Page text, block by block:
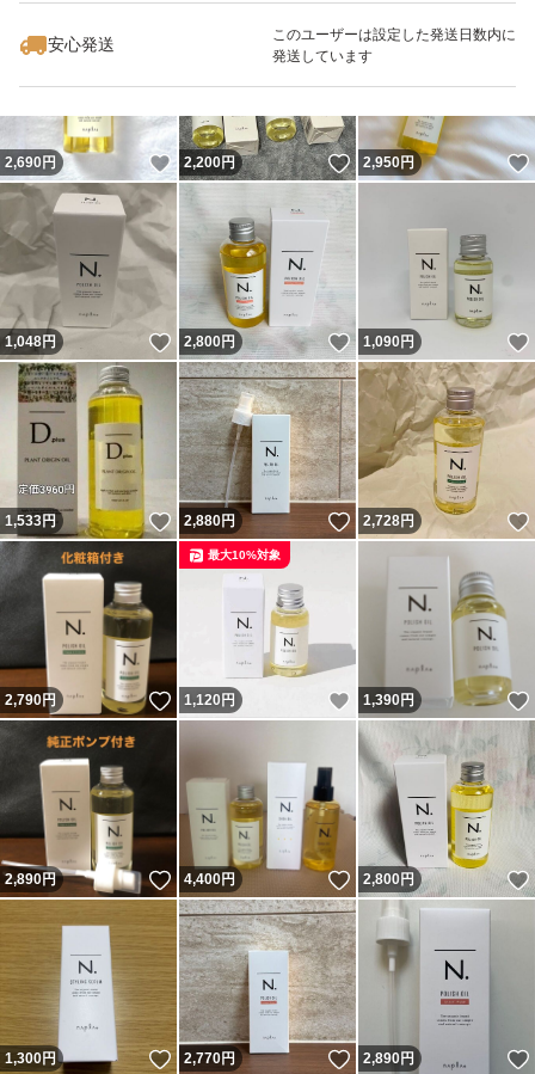
安心発送
このユーザーは設定した発送日数内に
発送しています
2,690円 いいね！
2,200円 いいね！
2,950円
1,048円 いいね！
2,800円 いいね！
1,090円
1,533円 いいね！
2,880円 いいね！
2,728円
2,790円 いいね！
1,120 円 いいね！
最大10%対象
1,390円
2,890円 いいね！
4,400円 いいね！
2,800円
1,300円 いいね！
2,770円 いいね！
2,890円